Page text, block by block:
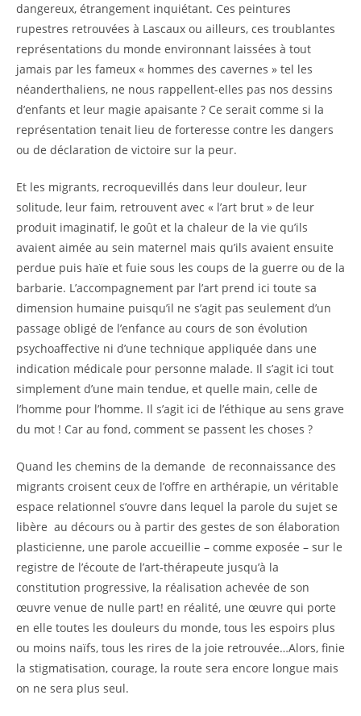
dangereux, étrangement inquiétant. Ces peintures
rupestres retrouvées à Lascaux ou ailleurs, ces troublantes
représentations du monde environnant laissées à tout
jamais par les fameux « hommes des cavernes » tel les
néanderthaliens, ne nous rappellent-elles pas nos dessins
d’enfants et leur magie apaisante ? Ce serait comme si la
représentation tenait lieu de forteresse contre les dangers
ou de déclaration de victoire sur la peur.
Et les migrants, recroquevillés dans leur douleur, leur
solitude, leur faim, retrouvent avec « l’art brut » de leur
produit imaginatif, le goût et la chaleur de la vie qu’ils
avaient aimée au sein maternel mais qu’ils avaient ensuite
perdue puis haïe et fuie sous les coups de la guerre ou de la
barbarie. L’accompagnement par l’art prend ici toute sa
dimension humaine puisqu’il ne s’agit pas seulement d’un
passage obligé de l’enfance au cours de son évolution
psychoaffective ni d’une technique appliquée dans une
indication médicale pour personne malade. Il s’agit ici tout
simplement d’une main tendue, et quelle main, celle de
l’homme pour l’homme. Il s’agit ici de l’éthique au sens grave
du mot ! Car au fond, comment se passent les choses ?
Quand les chemins de la demande de reconnaissance des
migrants croisent ceux de l’offre en arthérapie, un véritable
espace relationnel s’ouvre dans lequel la parole du sujet se
libère au décours ou à partir des gestes de son élaboration
plasticienne, une parole accueillie – comme exposée – sur le
registre de l’écoute de l’art-thérapeute jusqu’à la
constitution progressive, la réalisation achevée de son
œuvre venue de nulle part! en réalité, une œuvre qui porte
en elle toutes les douleurs du monde, tous les espoirs plus
ou moins naïfs, tous les rires de la joie retrouvée…Alors, finie
la stigmatisation, courage, la route sera encore longue mais
on ne sera plus seul.